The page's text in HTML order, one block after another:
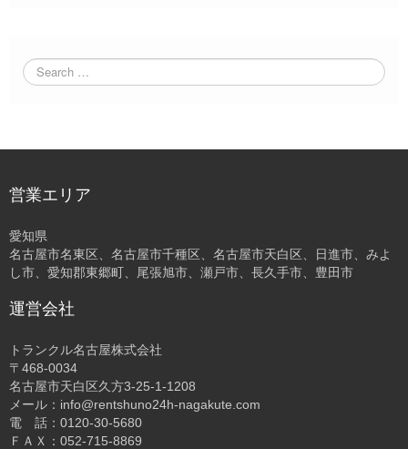
営業エリア
愛知県
名古屋市名東区、名古屋市千種区、名古屋市天白区、日進市、みよ
し市、愛知郡東郷町、尾張旭市、瀬戸市、長久手市、豊田市
運営会社
トランクル名古屋株式会社
〒468-0034
名古屋市天白区久方3-25-1-1208
メール：info@rentshuno24h-nagakute.com
電 話：0120-30-5680
ＦＡＸ：052-715-8869